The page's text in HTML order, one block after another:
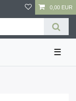
0,00 EUR
☰